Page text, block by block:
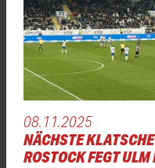
08.11.2025
NÄCHSTE
ROSTOCK FEGT